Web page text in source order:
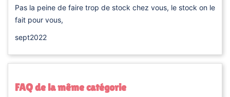
Pas la peine de faire trop de stock chez vous, le stock on le
fait pour vous,
sept2022
FAQ de la même catégorie